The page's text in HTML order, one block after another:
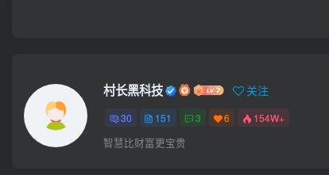
村长黑科技 关注
30 151 3 6 154W+
智慧比财富更宝贵